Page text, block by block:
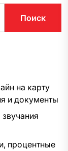
Поиск
на карту
и документы
процентные